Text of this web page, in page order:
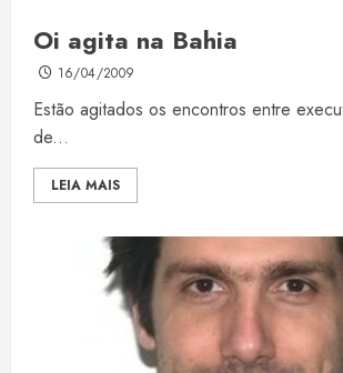
Oi agita na Bahia
16/04/2009
Estão agitados os encontros entre
de...
LEIA MAIS